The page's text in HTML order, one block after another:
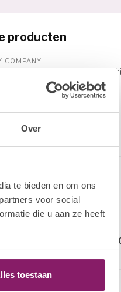
Over
te bieden en om ons
voor social
die u aan ze heeft
toestaan
producten
COMPANY
Ring Oval Transparant (50
Ring Clear
- Clear 30pcs
Ring Square Transparant